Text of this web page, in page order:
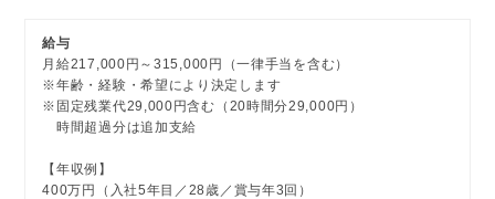
給与
月給217,000円～315,000円（一律手当を含む）
※年齢・経験・希望により決定します
※固定残業代29,000円含む（20時間分29,000円）
時間超過分は追加支給
【年収例】
400万円（入社5年目／28歳／賞与年3回）